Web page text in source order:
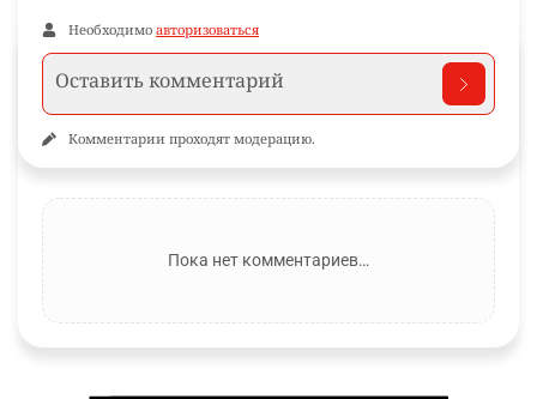
Необходимо авторизоваться
Комментарии проходят модерацию.
Пока нет комментариев…